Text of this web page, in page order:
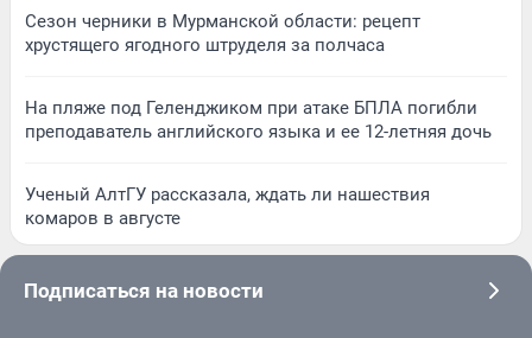
Сезон черники в Мурманской области: рецепт
хрустящего ягодного штруделя за полчаса
На пляже под Геленджиком при атаке БПЛА погибли
преподаватель английского языка и ее 12-летняя дочь
Ученый АлтГУ рассказала, ждать ли нашествия
комаров в августе
Подписаться на новости